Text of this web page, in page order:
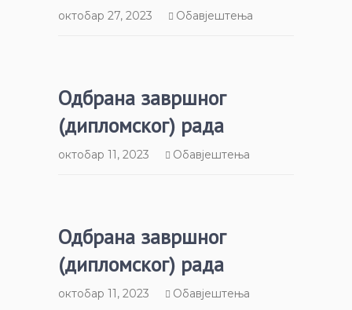
октобар 27, 2023 Обавјештења
Одбрана завршног
(дипломског) рада
октобар 11, 2023 Обавјештења
Одбрана завршног
(дипломског) рада
октобар 11, 2023 Обавјештења